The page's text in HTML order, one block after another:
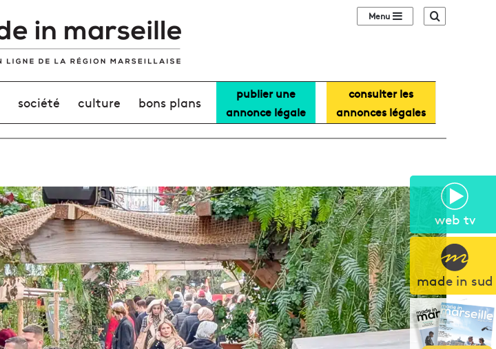
web tv
made in sud
Sidebar (barre
société culture bons plans
publier une
annonce légale
consulter les
annonces légales